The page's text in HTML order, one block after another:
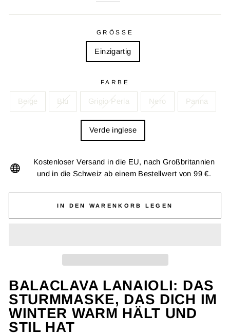
GRÖSSE
Einzigartig
FARBE
Beige Blu Grigio Perla Nero Panna
Verde inglese
Kostenloser Versand in die EU, nach Großbritannien
und in die Schweiz ab einem Bestellwert von 99 €.
IN DEN WARENKORB LEGEN
BALACLAVA LANAIOLI: DAS
STURMMASKE, DAS DICH IM
WINTER WARM HÄLT UND
STIL HAT